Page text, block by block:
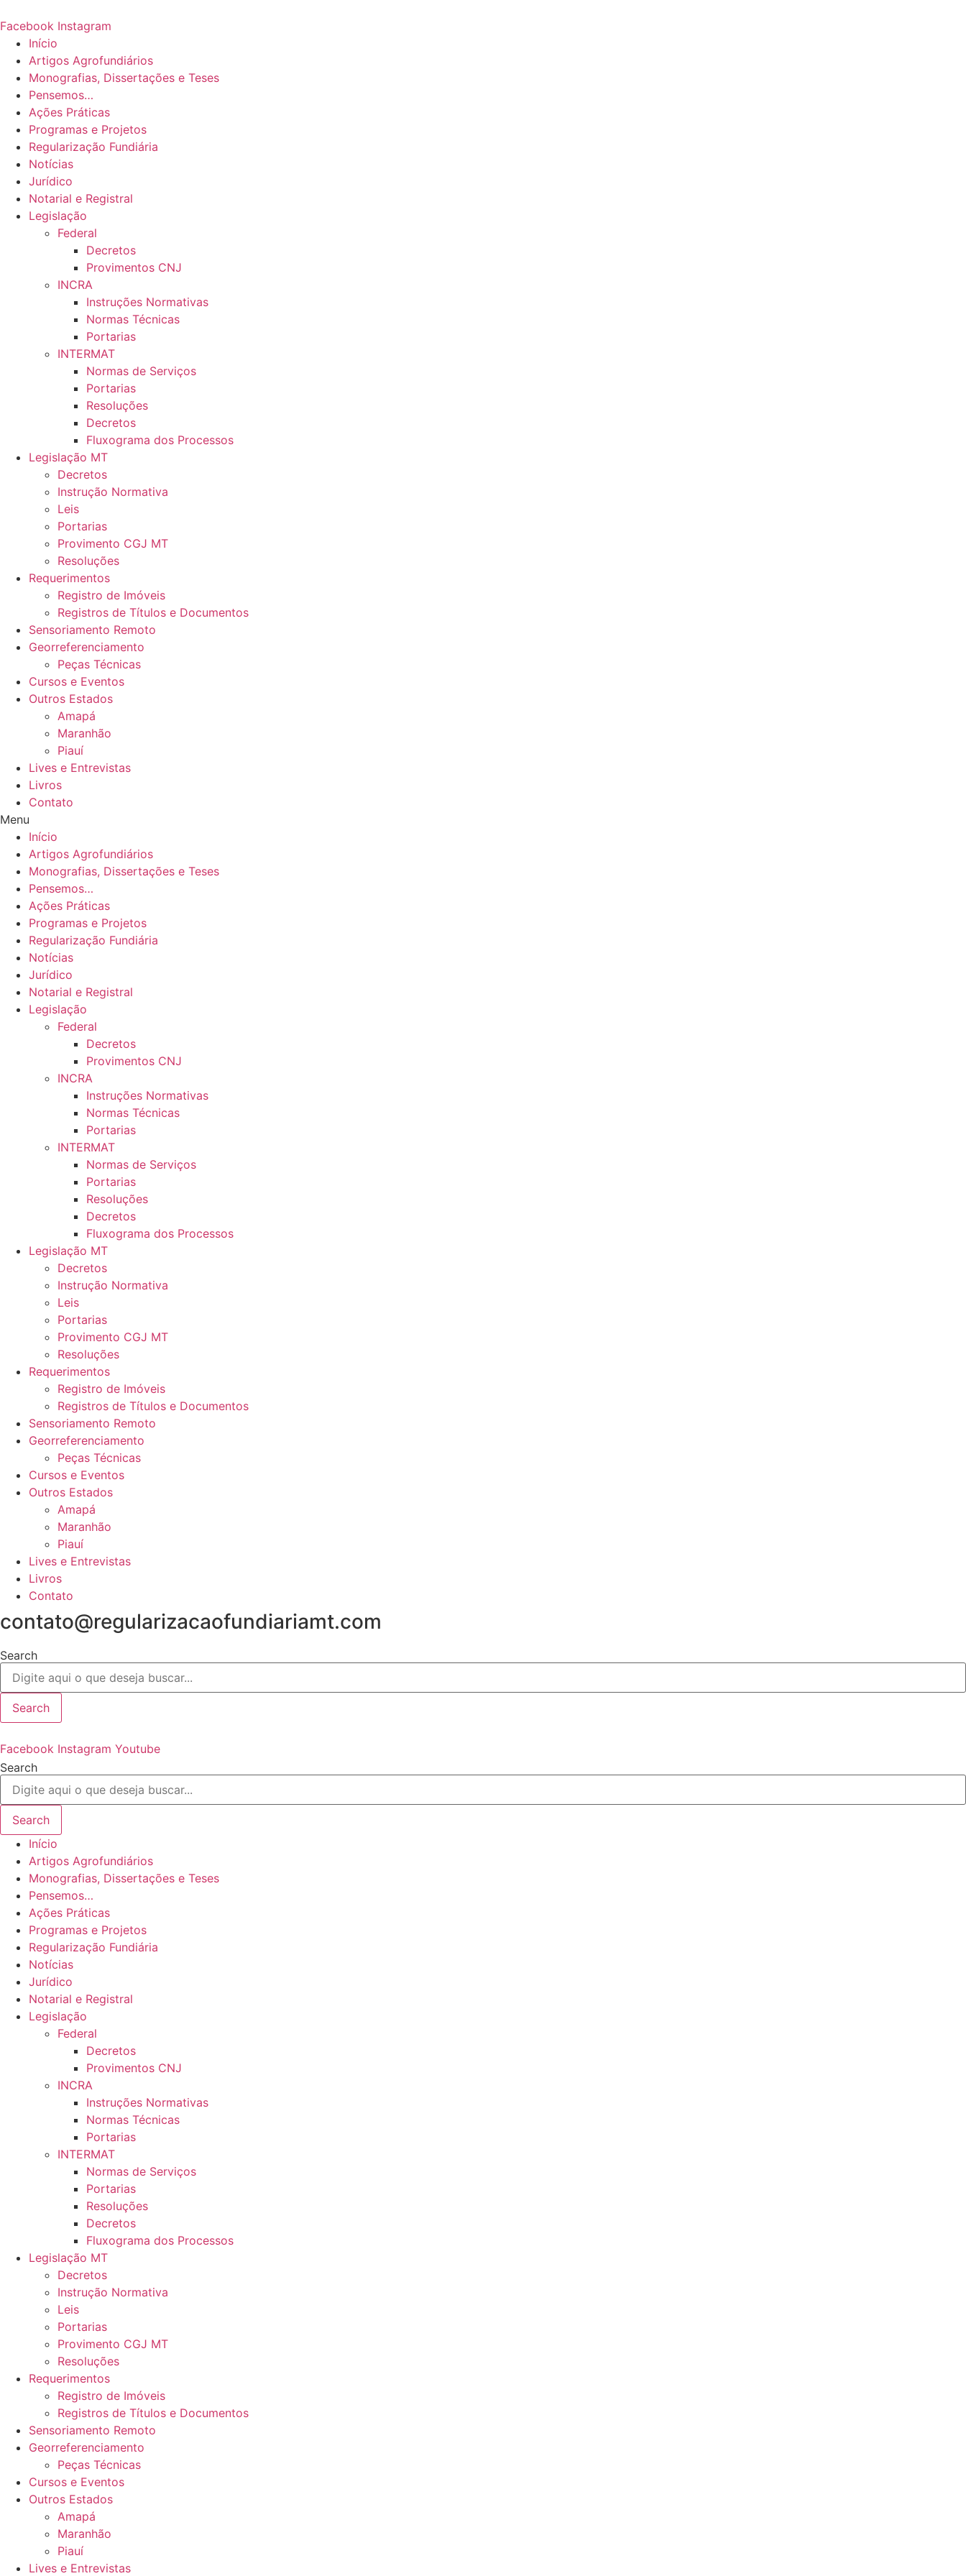
para
conteúdo
Facebook Instagram
Início
Artigos Agrofundiários
Monografias, Dissertações e Teses
Pensemos…
Ações Práticas
Programas e Projetos
Regularização Fundiária
Notícias
Jurídico
Notarial e Registral
Legislação
Federal
Decretos
Provimentos CNJ
INCRA
Instruções Normativas
Normas Técnicas
Portarias
INTERMAT
Normas de Serviços
Portarias
Resoluções
Decretos
Fluxograma dos Processos
Legislação MT
Decretos
Instrução Normativa
Leis
Portarias
Provimento CGJ MT
Resoluções
Requerimentos
Registro de Imóveis
Registros de Títulos e Documentos
Sensoriamento Remoto
Georreferenciamento
Peças Técnicas
Cursos e Eventos
Outros Estados
Amapá
Maranhão
Piauí
Lives e Entrevistas
Livros
Contato
Menu
Início
Artigos Agrofundiários
Monografias, Dissertações e Teses
Pensemos…
Ações Práticas
Programas e Projetos
Regularização Fundiária
Notícias
Jurídico
Notarial e Registral
Legislação
Federal
Decretos
Provimentos CNJ
INCRA
Instruções Normativas
Normas Técnicas
Portarias
INTERMAT
Normas de Serviços
Portarias
Resoluções
Decretos
Fluxograma dos Processos
Legislação MT
Decretos
Instrução Normativa
Leis
Portarias
Provimento CGJ MT
Resoluções
Requerimentos
Registro de Imóveis
Registros de Títulos e Documentos
Sensoriamento Remoto
Georreferenciamento
Peças Técnicas
Cursos e Eventos
Outros Estados
Amapá
Maranhão
Piauí
Lives e Entrevistas
Livros
Contato
contato@regularizacaofundiariamt.com
Search
Search
Facebook Instagram Youtube
Search
Search
Início
Artigos Agrofundiários
Monografias, Dissertações e Teses
Pensemos…
Ações Práticas
Programas e Projetos
Regularização Fundiária
Notícias
Jurídico
Notarial e Registral
Legislação
Federal
Decretos
Provimentos CNJ
INCRA
Instruções Normativas
Normas Técnicas
Portarias
INTERMAT
Normas de Serviços
Portarias
Resoluções
Decretos
Fluxograma dos Processos
Legislação MT
Decretos
Instrução Normativa
Leis
Portarias
Provimento CGJ MT
Resoluções
Requerimentos
Registro de Imóveis
Registros de Títulos e Documentos
Sensoriamento Remoto
Georreferenciamento
Peças Técnicas
Cursos e Eventos
Outros Estados
Amapá
Maranhão
Piauí
Lives e Entrevistas